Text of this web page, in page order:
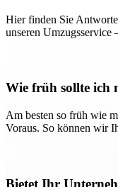
Hier finden Sie
unseren Umzugsservice
Wie früh sollte ich
Am besten so früh wie
Voraus. So können wir
Bietet Ihr